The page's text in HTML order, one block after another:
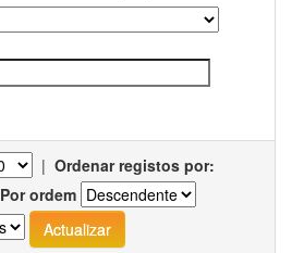
| Ordenar registos por:
Por ordem